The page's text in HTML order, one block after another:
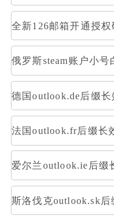
全新126邮箱开通授
俄罗斯steam账户小
德国outlook.de后缀
法国outlook.fr后缀长
爱尔兰outlook.ie后缀
斯洛伐克outlook.sk